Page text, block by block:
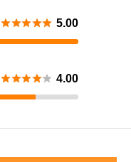
 5.00
 4.00